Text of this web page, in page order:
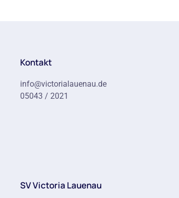
Kontakt
info@victorialauenau.de
05043 / 2021
SV Victoria Lauenau